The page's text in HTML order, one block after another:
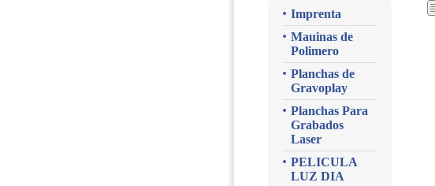
Imprenta
Mauinas de
Polimero
Planchas de
Gravoplay
Planchas Para
Grabados
Laser
PELICULA
LUZ DIA